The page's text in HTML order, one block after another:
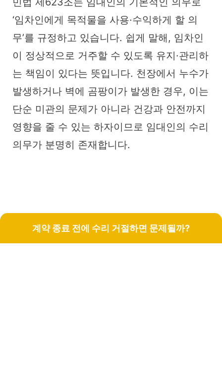
‘임차인에게 목적물을 사용·수익하게 할 의
무’를 규정하고 있습니다. 쉽게 말해, 임차인
이 정상적으로 거주할 수 있도록 유지·관리하
는 책임이 있다는 뜻입니다. 천장에서 누수가
발생하거나 벽에 곰팡이가 발생한 경우, 이는
단순 미관의 문제가 아니라 건강과 안전까지
영향을 줄 수 있는 하자이므로 임대인의 수리
의무가 분명히 존재합니다.
계약 종료 전에 수리 거절하면 문제될까?